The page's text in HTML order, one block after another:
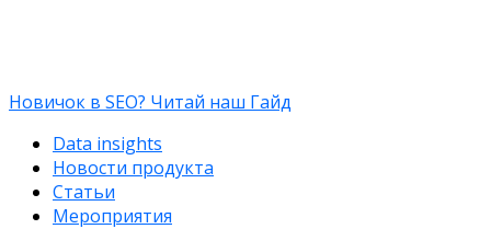
Новичок в SEO? Читай наш Гайд
Data insights
Новости продукта
Статьи
Мероприятия